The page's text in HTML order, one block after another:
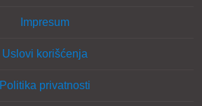
Impresum
Uslovi korišćenja
Politika privatnosti